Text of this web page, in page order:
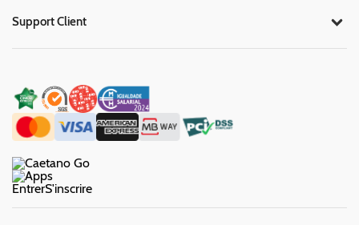
Support Client
EntrerS'inscrire